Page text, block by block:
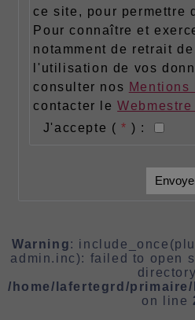
Warning:
admin.inc): failed to open
/home/lafertegrd/
on line
ce site, pour permettre
Pour connaître et
notamment de retrait
l'utilisation de vos
consulter nos Mentions
contacter le
J'accepte ( *) :